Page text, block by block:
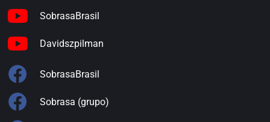
SobrasaBrasil
Davidszpilman
SobrasaBrasil
Sobrasa (grupo)